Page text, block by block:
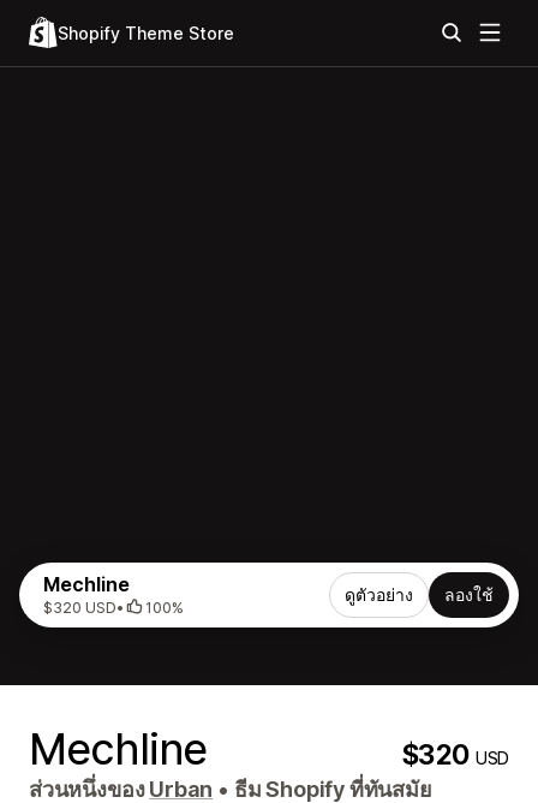
Shopify Theme Store
Mechline
$320 USD• 100%
ดูตัวอย่าง ลองใช้
Mechline $320USD
ส่วนหนึ่งของUrban • ธีม Shopify ที่ทันสมัย ​​